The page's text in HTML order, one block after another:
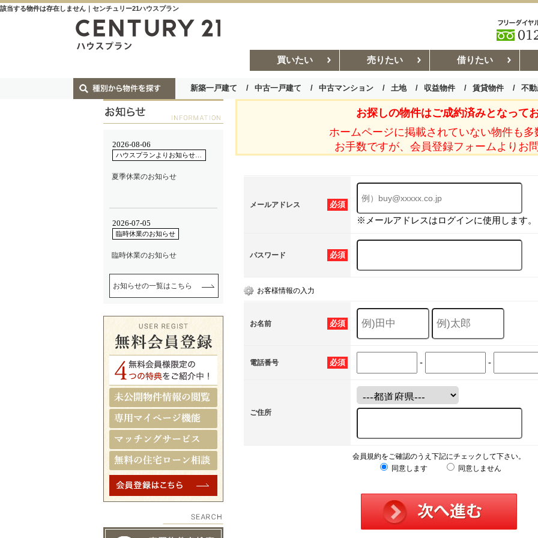
該当する物件は存在しません｜センチュリー21ハウスプラン
買いたい 売りたい 借りたい
新築一戸建て 中古一戸建て 中古マンション 土地 収益物件 賃貸物件 不
お部屋探しコラム 賃貸管理コ
お探しの物件はご成約済みとなってお
ホームページに掲載されていない物件も多
お手数ですが、会員登録フォームよりお
必須
メールアドレス
※メールアドレスはログインに使用します。
必須
パスワード
お客様情報の入力
必須
お名前
必須
電話番号 - -
ご住所
会員規約をご確認のうえ下記にチェックして下さい。
同意します
同意しません
お知らせの一覧はこちら